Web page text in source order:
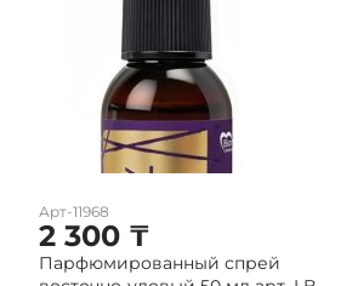
Арт-11968
2 300 ₸
Парфюмированный спрей